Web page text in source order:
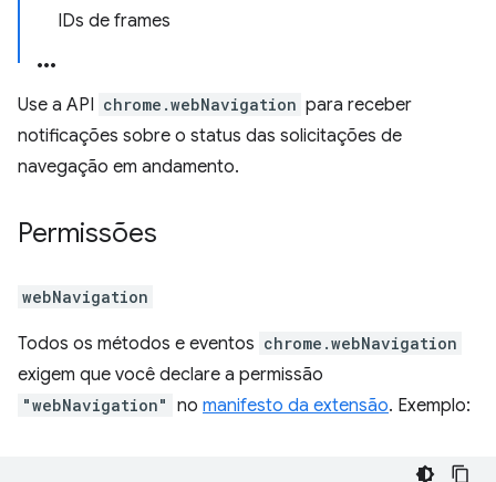
IDs de frames
Use a API chrome.webNavigation para receber
notificações sobre o status das solicitações de
navegação em andamento.
Permissões
webNavigation
Todos os métodos e eventos chrome.webNavigation
exigem que você declare a permissão
"webNavigation" no manifesto da extensão. Exemplo: